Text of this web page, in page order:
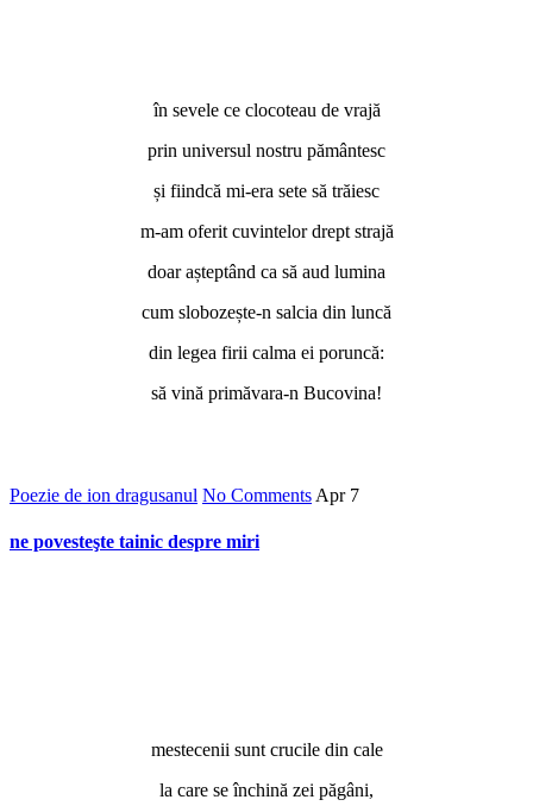
în sevele ce clocoteau de vrajă
prin universul nostru pământesc
și fiindcă mi-era sete să trăiesc
m-am oferit cuvintelor drept strajă
doar așteptând ca să aud lumina
cum slobozește-n salcia din luncă
din legea firii calma ei poruncă:
să vină primăvara-n Bucovina!
Poezie de ion dragusanul No Comments Apr 7
ne povesteşte tainic despre miri
mestecenii sunt crucile din cale
la care se închină zei păgâni,